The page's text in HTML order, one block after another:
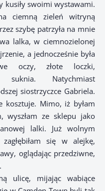
kusiły swoimi wystawami.
ciemną zieleń witryną
szybę patrzyła na mnie
lalka, w ciemnozielonej
a jednocześnie była
oczy, złote loczki,
suknia. Natychmiast
siostrzyczce Gabriela.
kosztuje. Mimo, iż byłam
wyszłam ze sklepu jako
lalki. Już wolnym
się w alejkę,
oglądając przedziwne,
ulicę, mijając wabiące